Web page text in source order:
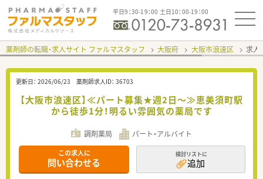
平日9：30-19：00 土日10：00-19：00
薬剤師の転職・求人サイト ファルマスタッフ 大阪府 大阪市浪速区 求人
更新日： 2026/06/23 薬剤師求人ID： 36703
【大阪市浪速区】≪パート募集★週2日～≫恵美須町駅
から徒歩1分！明るい雰囲気の薬局です
調剤薬局 パート・アルバイト
この求人に
問い合わせる
検討リストに
追加